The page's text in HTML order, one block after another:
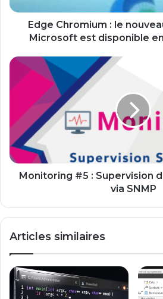
est
disponible
Stable
Edge Chromium : le
Microsoft est disponible
Monitoring
Supervision
d'un
NAS
Synology
via
SNMP
Monitoring #5 : Supervision
via SNMP
Articles similaires